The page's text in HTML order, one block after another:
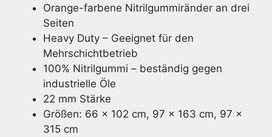
Orange-farbene Nitrilgummiränder an drei
Seiten
Heavy Duty – Geeignet für den
Mehrschichtbetrieb
100% Nitrilgummi – beständig gegen
industrielle Öle
22 mm Stärke
Größen: 66 x 102 cm, 97 x 163 cm, 97 x
315 cm